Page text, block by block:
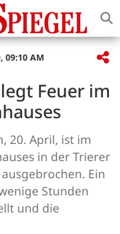
09:10 AM
Feuer im
20. April, ist im
in der Trierer
Ein
Stunden
und die